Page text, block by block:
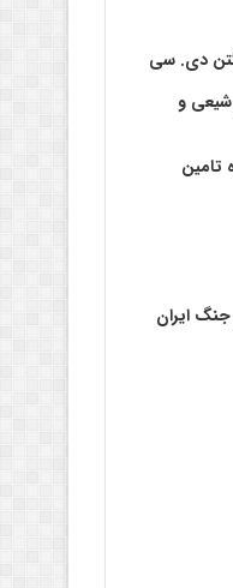
دی. سی
شیعی و
تامین
ایران